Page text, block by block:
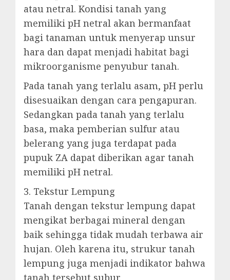
atau netral. Kondisi tanah yang
memiliki pH netral akan bermanfaat
bagi tanaman untuk menyerap unsur
hara dan dapat menjadi habitat bagi
mikroorganisme penyubur tanah.
Pada tanah yang terlalu asam, pH perlu
disesuaikan dengan cara pengapuran.
Sedangkan pada tanah yang terlalu
basa, maka pemberian sulfur atau
belerang yang juga terdapat pada
pupuk ZA dapat diberikan agar tanah
memiliki pH netral.
3. Tekstur Lempung
Tanah dengan tekstur lempung dapat
mengikat berbagai mineral dengan
baik sehingga tidak mudah terbawa air
hujan. Oleh karena itu, strukur tanah
lempung juga menjadi indikator bahwa
tanah tersebut subur.